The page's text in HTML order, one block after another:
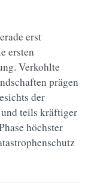
erst
ersten
Verkohlte
prägen
der
teils kräftiger
höchster